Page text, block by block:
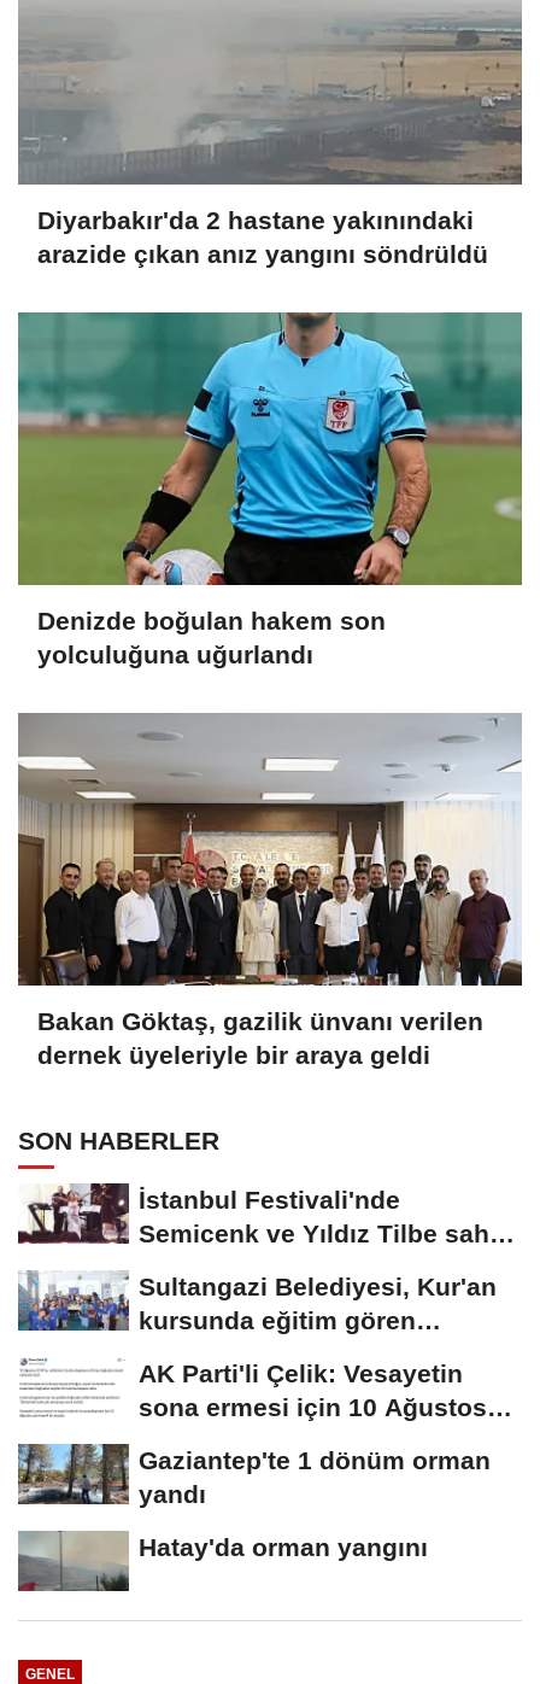
Diyarbakır'da 2 hastane yakınındaki
arazide çıkan anız yangını söndrüldü
Denizde boğulan hakem son
yolculuğuna uğurlandı
Bakan Göktaş, gazilik ünvanı verilen
dernek üyeleriyle bir araya geldi
SON HABERLER
İstanbul Festivali'nde
Semicenk ve Yıldız Tilbe sahne
Sultangazi Belediyesi, Kur'an
kursunda eğitim gören
AK Parti'li Çelik: Vesayetin
sona ermesi için 10 Ağustos
Gaziantep'te 1 dönüm orman
yandı
Hatay'da orman yangını
GENEL